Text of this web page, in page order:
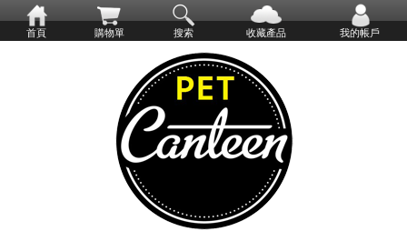
首頁 購物單 搜索 收藏產品 我的帳戶